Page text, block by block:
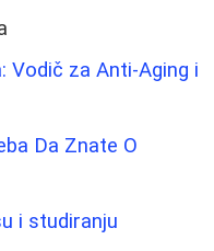
Vodič za Anti-Aging i
Da Znate O
i studiranju